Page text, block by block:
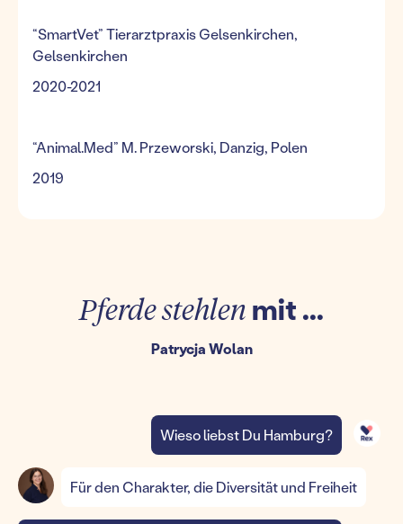
“SmartVet” Tierarztpraxis Gelsenkirchen,
Gelsenkirchen
2020-2021
“Animal.Med” M. Przeworski, Danzig, Polen
2019
Pferde stehlenmit ...
Patrycja Wolan
Wieso liebst Du Hamburg?
Für den Charakter, die Diversität und Freiheit